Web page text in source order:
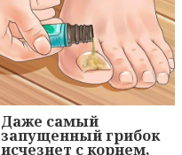
Даже самый
запущенный грибок
исчезнет с корнем,